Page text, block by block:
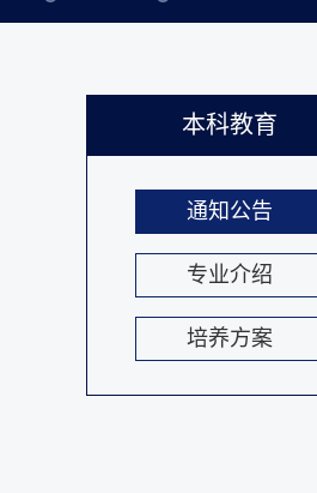
本科教育
通知公告
专业介绍
培养方案